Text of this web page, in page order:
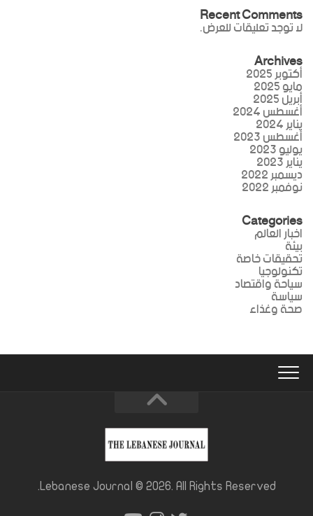
Recent Comments
لا توجد تعليقات للعرض.
Archives
أكتوبر 2025
مايو 2025
أبريل 2025
أغسطس 2024
يناير 2024
أغسطس 2023
يوليو 2023
يناير 2023
ديسمبر 2022
نوفمبر 2022
Categories
اخبار العالم
بيئة
تحقيقات خاصة
تكنولوجيا
سياحة واقتصاد
سياسة
صحة وغذاء
Lebanese Journal © 2026. All Rights Reserved.